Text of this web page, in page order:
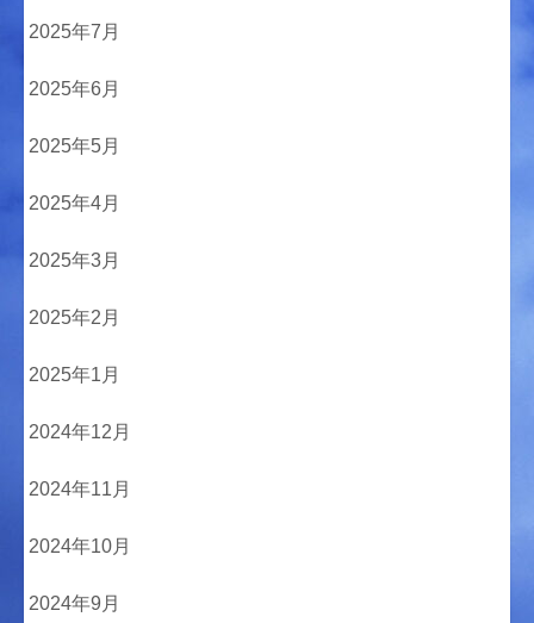
2025年7月
2025年6月
2025年5月
2025年4月
2025年3月
2025年2月
2025年1月
2024年12月
2024年11月
2024年10月
2024年9月